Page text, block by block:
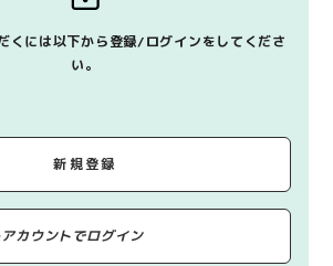
くには以下から登録/ログインをしてくださ
い。
新規登録
カウントでログイン